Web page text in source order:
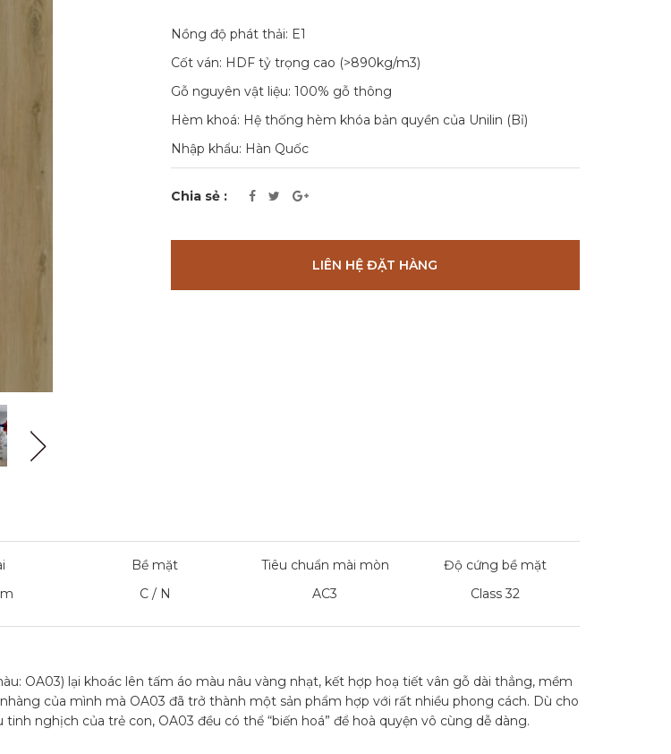
Nồng độ phát thải: E1
Cốt ván: HDF tỷ trọng cao (>890kg/m3)
Gỗ nguyên vật liệu: 100% gỗ thông
Hèm khoá: Hệ thống hèm khóa bản quyền của Unilin (Bỉ)
Nhập khẩu: Hàn Quốc
Chia sẻ :
LIÊN HỆ ĐẶT HÀNG
Bề mặt
C / N
Tiêu chuẩn mài mòn
AC3
Độ cứng bề mặt
Class 32
OA03) lại khoác lên tấm áo màu nâu vàng nhạt, kết hợp hoạ tiết vân gỗ dài thẳng, mềm
của mình mà OA03 đã trở thành một sản phẩm hợp với rất nhiều phong cách. Dù cho
nghịch của trẻ con, OA03 đều có thể “biến hoá” để hoà quyện vô cùng dễ dàng.